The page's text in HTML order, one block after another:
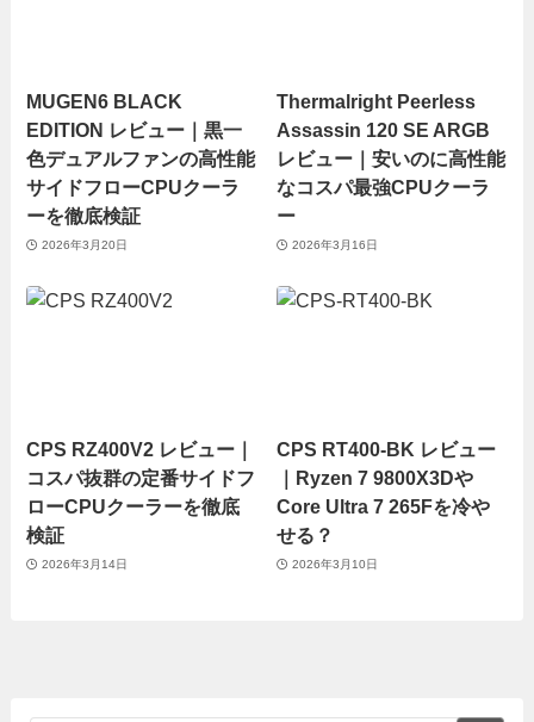
MUGEN6 BLACK
EDITION レビュー｜黒一
色デュアルファンの高性能
サイドフローCPUクーラ
ーを徹底検証
2026年3月20日
Thermalright Peerless
Assassin 120 SE ARGB
レビュー｜安いのに高性能
なコスパ最強CPUクーラ
ー
2026年3月16日
CPS RZ400V2 レビュー｜
コスパ抜群の定番サイドフ
ローCPUクーラーを徹底
検証
2026年3月14日
CPS RT400-BK レビュー
｜Ryzen 7 9800X3Dや
Core Ultra 7 265Fを冷や
せる？
2026年3月10日